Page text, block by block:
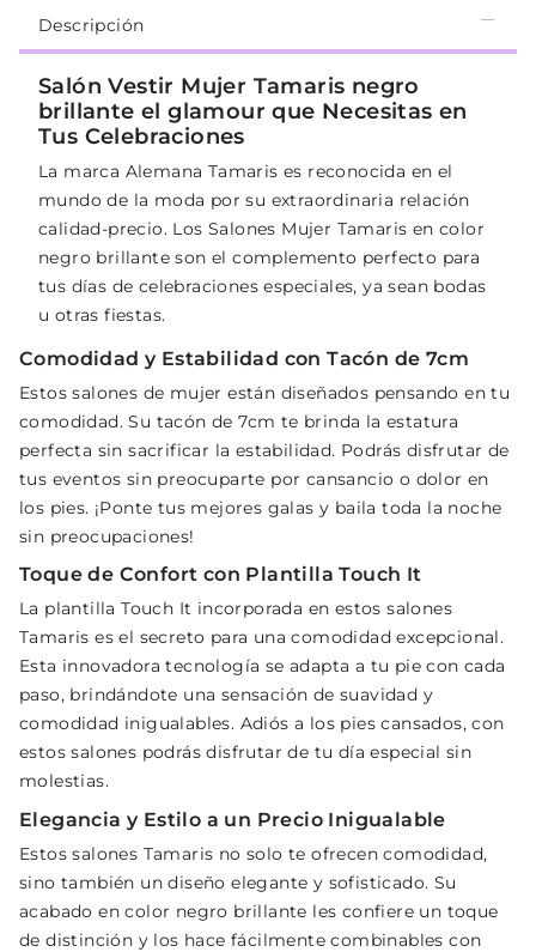
Descripción
Salón Vestir Mujer Tamaris negro
brillante el glamour que Necesitas en
Tus Celebraciones
La marca Alemana Tamaris es reconocida en el
mundo de la moda por su extraordinaria relación
calidad-precio. Los Salones Mujer Tamaris en color
negro brillante son el complemento perfecto para
tus días de celebraciones especiales, ya sean bodas
u otras fiestas.
Comodidad y Estabilidad con Tacón de 7cm
Estos salones de mujer están diseñados pensando en tu
comodidad. Su tacón de 7cm te brinda la estatura
perfecta sin sacrificar la estabilidad. Podrás disfrutar de
tus eventos sin preocuparte por cansancio o dolor en
los pies. ¡Ponte tus mejores galas y baila toda la noche
sin preocupaciones!
Toque de Confort con Plantilla Touch It
La plantilla Touch It incorporada en estos salones
Tamaris es el secreto para una comodidad excepcional.
Esta innovadora tecnología se adapta a tu pie con cada
paso, brindándote una sensación de suavidad y
comodidad inigualables. Adiós a los pies cansados, con
estos salones podrás disfrutar de tu día especial sin
molestias.
Elegancia y Estilo a un Precio Inigualable
Estos salones Tamaris no solo te ofrecen comodidad,
sino también un diseño elegante y sofisticado. Su
acabado en color negro brillante les confiere un toque
de distinción y los hace fácilmente combinables con